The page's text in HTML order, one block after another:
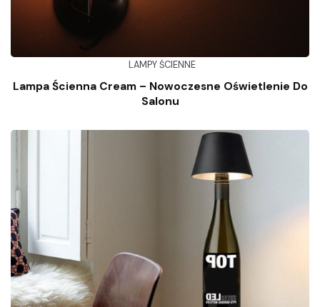
LAMPY ŚCIENNE
Lampa Ścienna Cream – Nowoczesne Oświetlenie Do
Salonu